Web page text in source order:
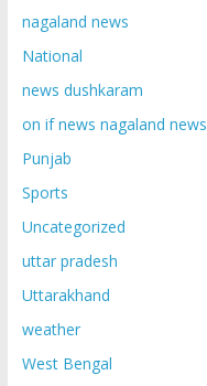
nagaland news
National
news dushkaram
on if news nagaland news
Punjab
Sports
Uncategorized
uttar pradesh
Uttarakhand
weather
West Bengal